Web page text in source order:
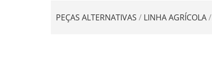
PEÇAS ALTERNATIVAS / LINHA AGRÍCOLA/